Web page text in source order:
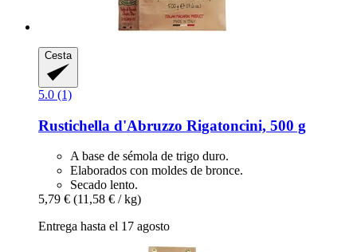
Cesta
5.0 (1)
Rustichella d'Abruzzo Rigatoncini, 500 g
A base de sémola de trigo duro.
Elaborados con moldes de bronce.
Secado lento.
5,79 € (11,58 € / kg)
Entrega hasta el 17 agosto